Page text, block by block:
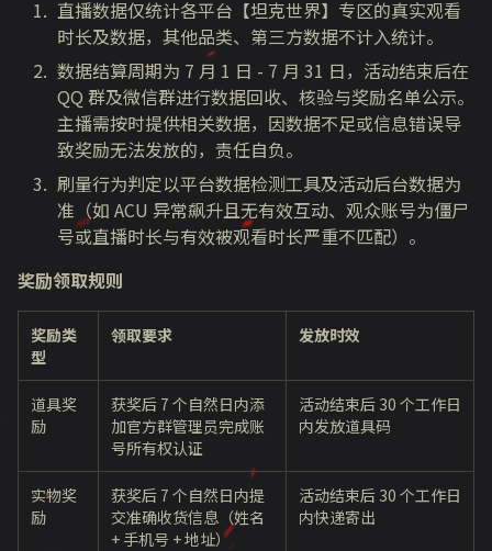
直播数据仅统计各平台【坦克世界】专区的真实观看
时长及数据，其他品类、第三方数据不计入统计。
数据结算周期为 7 月 1 日 - 7 月 31 日，活动结束后在
QQ 群及微信群进行数据回收、核验与奖励名单公示。
主播需按时提供相关数据，因数据不足或信息错误导
致奖励无法发放的，责任自负。
刷量行为判定以平台数据检测工具及活动后台数据为
准（如 ACU 异常飙升且无有效互动、观众账号为僵尸
号或直播时长与有效被观看时长严重不匹配）。
奖励领取规则
奖励类
型
领取要求 发放时效
道具奖
励
获奖后 7 个自然日内添
加官方群管理员完成账
号所有权认证
活动结束后 30 个工作日
内发放道具码
实物奖
励
获奖后 7 个自然日内提
交准确收货信息（姓名
+ 手机号 + 地址）
活动结束后 30 个工作日
内快递寄出